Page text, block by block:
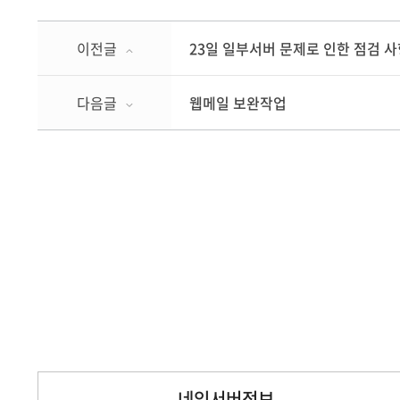
이전글 23일 일부서버 문제로 인한 점검
다음글 웹메일 보완작업